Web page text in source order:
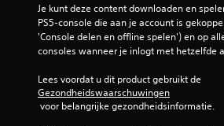
Je kunt deze content downloaden en
PS5-console die aan je account is
'Console delen en offline spelen') en op
consoles wanneer je inlogt met hetzelfde
Lees voordat u dit product gebruikt de
Gezondheidswaarschuwingen
voor belangrijke gezondheidsinformatie.